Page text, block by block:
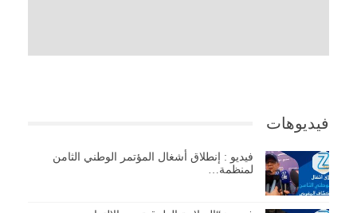
فيديوهات
فيديو : إنطلاق أشغال المؤتمر الوطني الثامن
لمنظمة…